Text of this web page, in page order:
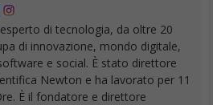
di tecnologia, da oltre 20
di innovazione, mondo digitale,
e social. È stato direttore
Newton e ha lavorato per 11
È il fondatore e direttore